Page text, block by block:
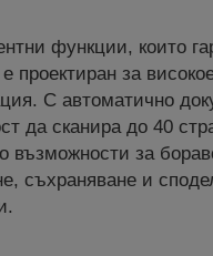
функции, които
проектиран за
С автоматично
да сканира до 40
възможности за
съхраняване и